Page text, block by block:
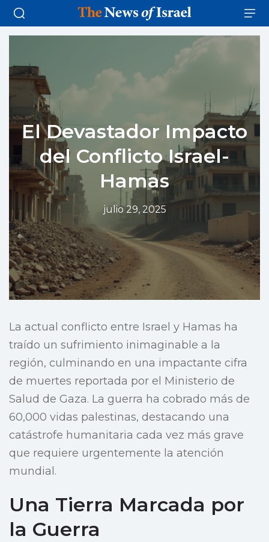
El Devastador Impacto
del Conflicto Israel-
Hamas
julio 29, 2025
La actual conflicto entre Israel y Hamas ha
traído un sufrimiento inimaginable a la
región, culminando en una impactante cifra
de muertes reportada por el Ministerio de
Salud de Gaza. La guerra ha cobrado más de
60,000 vidas palestinas, destacando una
catástrofe humanitaria cada vez más grave
que requiere urgentemente la atención
mundial.
Una Tierra Marcada por
la Guerra